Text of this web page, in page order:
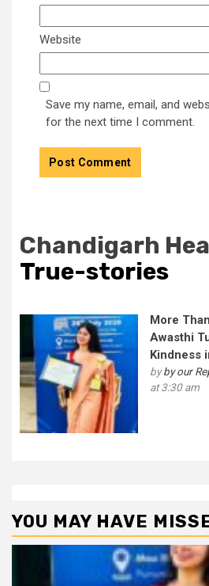
Website
Save my name, email, and
for the next time I comment.
Chandigarh
True-stories
More
Awasthi
Kindness
byby our
at 3:30 am
YOU MAY HAVE